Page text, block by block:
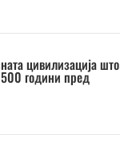
цивилизација што
години пред